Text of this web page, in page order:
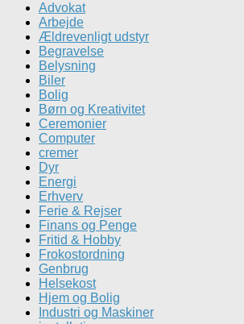
Advokat
Arbejde
Ældrevenligt udstyr
Begravelse
Belysning
Biler
Bolig
Børn og Kreativitet
Ceremonier
Computer
cremer
Dyr
Energi
Erhverv
Ferie & Rejser
Finans og Penge
Fritid & Hobby
Frokostordning
Genbrug
Helsekost
Hjem og Bolig
Industri og Maskiner